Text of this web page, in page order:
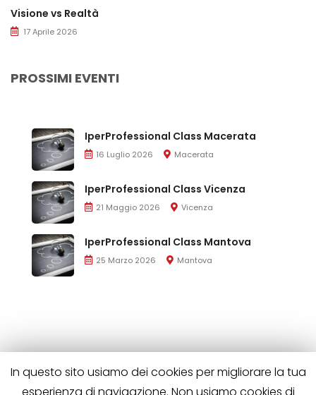
Visione vs Realtà
17 Aprile 2026
PROSSIMI EVENTI
IperProfessional Class Macerata
16 Luglio 2026 Macerata
IperProfessional Class Vicenza
21 Maggio 2026 Vicenza
IperProfessional Class Mantova
25 Marzo 2026 Mantova
In questo sito usiamo dei cookies per migliorare la tua
esperienza di navigazione. Non usiamo cookies di